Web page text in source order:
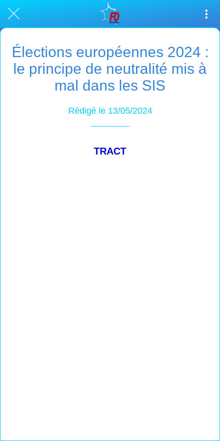
Élections européennes 2024 :
le principe de neutralité mis à
mal dans les SIS
Rédigé le 13/05/2024
TRACT